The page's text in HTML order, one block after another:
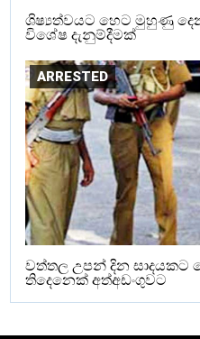
ශිෂ්‍යත්වයට හෙට මුහුණු
විශේෂ දැනුම්දීමක්
ARRESTED
වත්තල උපන් දින සාදයකට
තිදෙනෙක් අත්අඩංගුවට